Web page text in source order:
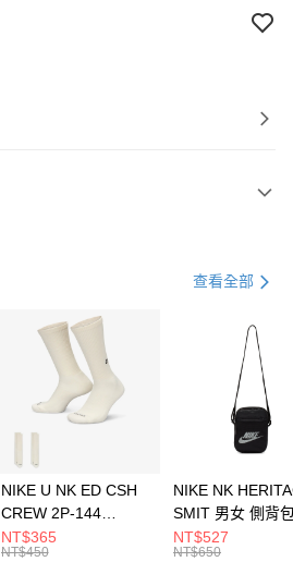
21家銀行
第一商業銀行
彰化商業銀行
查看全部
NIKE U NK ED CSH
CREW 2P-144
EMBRDY 男女 短統襪
FZ3073133
NT$365
NT$450
NIKE NK
SMIT 男女 側背
BA5871010
NT$527
NT$650